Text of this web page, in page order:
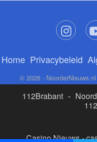
Home Privacybeleid
© 2026 -
112Brabant -
Casino Nieuws-